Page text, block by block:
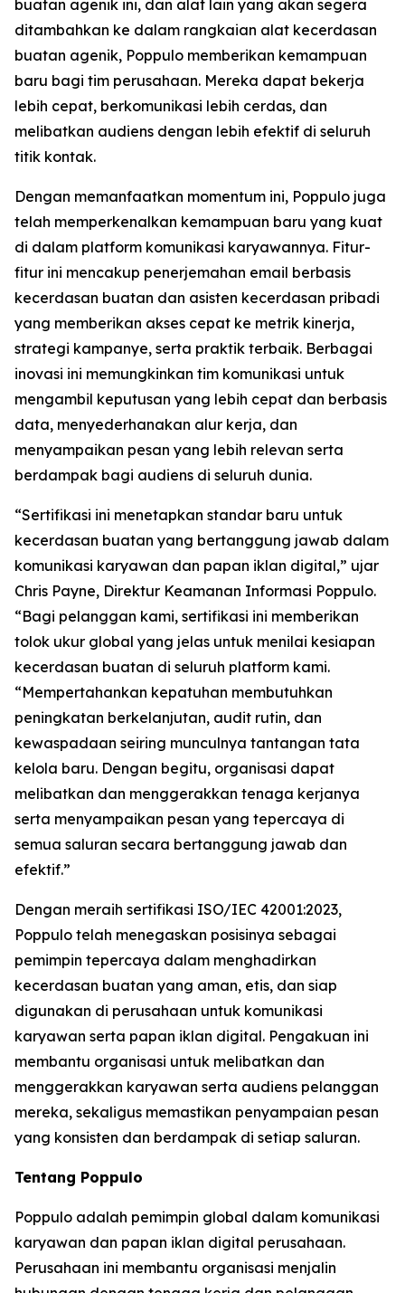
buatan agenik ini, dan alat lain yang akan segera
ditambahkan ke dalam rangkaian alat kecerdasan
buatan agenik, Poppulo memberikan kemampuan
baru bagi tim perusahaan. Mereka dapat bekerja
lebih cepat, berkomunikasi lebih cerdas, dan
melibatkan audiens dengan lebih efektif di seluruh
titik kontak.
Dengan memanfaatkan momentum ini, Poppulo juga
telah memperkenalkan kemampuan baru yang kuat
di dalam platform komunikasi karyawannya. Fitur-
fitur ini mencakup penerjemahan email berbasis
kecerdasan buatan dan asisten kecerdasan pribadi
yang memberikan akses cepat ke metrik kinerja,
strategi kampanye, serta praktik terbaik. Berbagai
inovasi ini memungkinkan tim komunikasi untuk
mengambil keputusan yang lebih cepat dan berbasis
data, menyederhanakan alur kerja, dan
menyampaikan pesan yang lebih relevan serta
berdampak bagi audiens di seluruh dunia.
“Sertifikasi ini menetapkan standar baru untuk
kecerdasan buatan yang bertanggung jawab dalam
komunikasi karyawan dan papan iklan digital,” ujar
Chris Payne, Direktur Keamanan Informasi Poppulo.
“Bagi pelanggan kami, sertifikasi ini memberikan
tolok ukur global yang jelas untuk menilai kesiapan
kecerdasan buatan di seluruh platform kami.
“Mempertahankan kepatuhan membutuhkan
peningkatan berkelanjutan, audit rutin, dan
kewaspadaan seiring munculnya tantangan tata
kelola baru. Dengan begitu, organisasi dapat
melibatkan dan menggerakkan tenaga kerjanya
serta menyampaikan pesan yang tepercaya di
semua saluran secara bertanggung jawab dan
efektif.”
Dengan meraih sertifikasi ISO/IEC 42001:2023,
Poppulo telah menegaskan posisinya sebagai
pemimpin tepercaya dalam menghadirkan
kecerdasan buatan yang aman, etis, dan siap
digunakan di perusahaan untuk komunikasi
karyawan serta papan iklan digital. Pengakuan ini
membantu organisasi untuk melibatkan dan
menggerakkan karyawan serta audiens pelanggan
mereka, sekaligus memastikan penyampaian pesan
yang konsisten dan berdampak di setiap saluran.
Tentang Poppulo
Poppulo adalah pemimpin global dalam komunikasi
karyawan dan papan iklan digital perusahaan.
Perusahaan ini membantu organisasi menjalin